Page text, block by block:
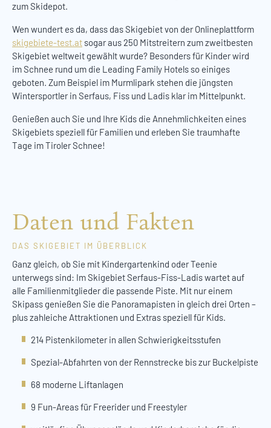
zum Skidepot.
Wen wundert es da, dass das Skigebiet von der Onlineplattform
skigebiete-test.at sogar aus 250 Mitstreitern zum zweitbesten
Skigebiet weltweit gewählt wurde? Besonders für Kinder wird
im Schnee rund um die Leading Family Hotels so einiges
geboten. Zum Beispiel im Murmlipark stehen die jüngsten
Wintersportler in Serfaus, Fiss und Ladis klar im Mittelpunkt.
Genießen auch Sie und Ihre Kids die Annehmlichkeiten eines
Skigebiets speziell für Familien und erleben Sie traumhafte
Tage im Tiroler Schnee!
Daten und Fakten
DAS SKIGEBIET IM ÜBERBLICK
Ganz gleich, ob Sie mit Kindergartenkind oder Teenie
unterwegs sind: Im Skigebiet Serfaus-Fiss-Ladis wartet auf
alle Familienmitglieder die passende Piste. Mit nur einem
Skipass genießen Sie die Panoramapisten in gleich drei Orten –
plus zahleiche Attraktionen und Extras speziell für Kids.
214 Pistenkilometer in allen Schwierigkeitsstufen
Spezial-Abfahrten von der Rennstrecke bis zur Buckelpiste
68 moderne Liftanlagen
9 Fun-Areas für Freerider und Freestyler